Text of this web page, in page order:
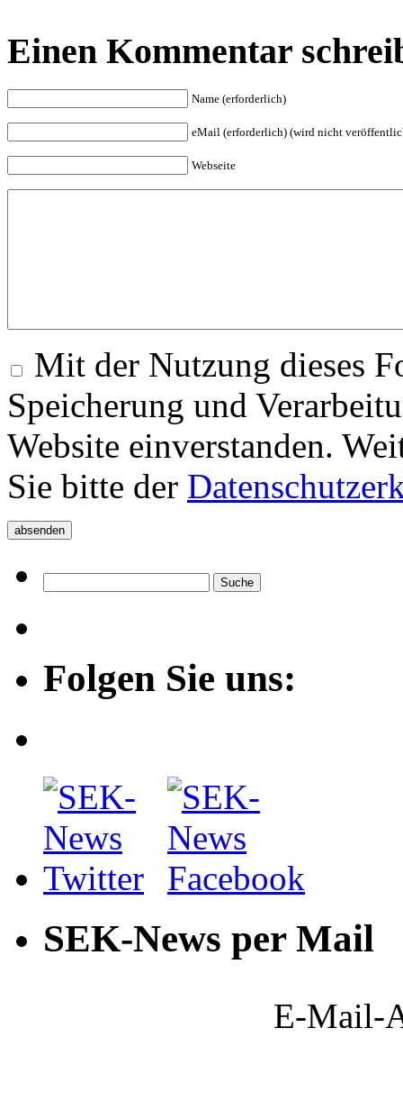
Einen Kommentar
Name (erforderlich)
eMail (erforderlich) (wird nicht
Webseite
Mit der Nutzung dieses
Speicherung und
Website einverstanden.
Sie bitte der
Folgen Sie uns:
SEK-News per Mail
E-Mail-